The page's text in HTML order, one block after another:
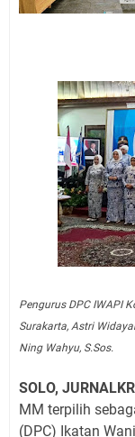
Pengurus DPC IWAPI
Surakarta, Astri
Ning Wahyu, S.Sos.
SOLO,
MM terpilih
(DPC) Ikatan